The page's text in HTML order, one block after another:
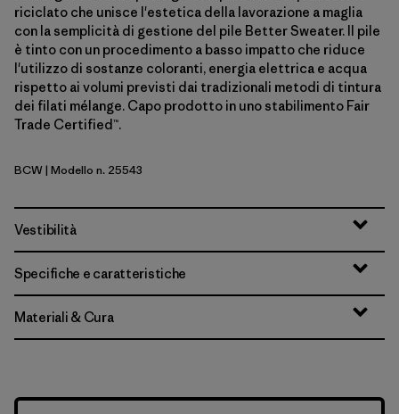
riciclato che unisce l'estetica della lavorazione a maglia
con la semplicità di gestione del pile Better Sweater. Il pile
è tinto con un procedimento a basso impatto che riduce
l'utilizzo di sostanze coloranti, energia elettrica e acqua
rispetto ai volumi previsti dai tradizionali metodi di tintura
dei filati mélange. Capo prodotto in uno stabilimento Fair
Trade Certified™.
Birch White
BCW| Modello n. 25543
Vestibilità
Specifiche e caratteristiche
Materiali & Cura